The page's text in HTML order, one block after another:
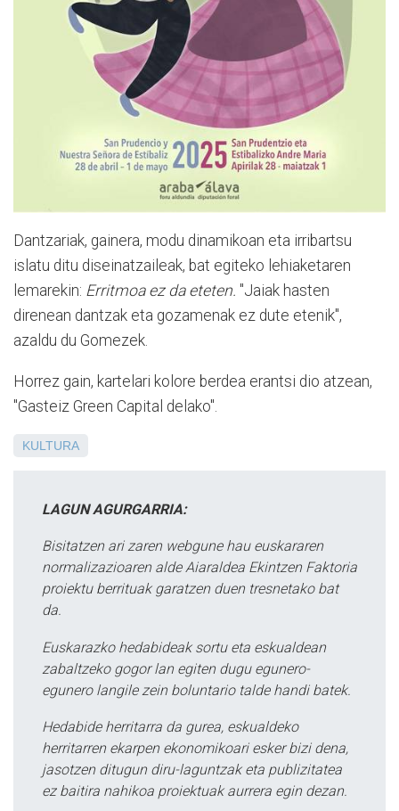
Dantzariak, gainera, modu dinamikoan eta irribartsu
islatu ditu diseinatzaileak, bat egiteko lehiaketaren
lemarekin: Erritmoa ez da eteten. "Jaiak hasten
direnean dantzak eta gozamenak ez dute etenik",
azaldu du Gomezek.
Horrez gain, kartelari kolore berdea erantsi dio atzean,
"Gasteiz Green Capital delako".
KULTURA
LAGUN AGURGARRIA:
Bisitatzen ari zaren webgune hau euskararen
normalizazioaren alde Aiaraldea Ekintzen Faktoria
proiektu berrituak garatzen duen tresnetako bat
da.
Euskarazko hedabideak sortu eta eskualdean
zabaltzeko gogor lan egiten dugu egunero-
egunero langile zein boluntario talde handi batek.
Hedabide herritarra da gurea, eskualdeko
herritarren ekarpen ekonomikoari esker bizi dena,
jasotzen ditugun diru-laguntzak eta publizitatea
ez baitira nahikoa proiektuak aurrera egin dezan.